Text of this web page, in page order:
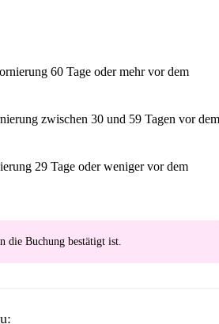
60 Tage oder mehr vor dem
zwischen 30 und 59 Tagen vor dem
29 Tage oder weniger vor dem
die Buchung bestätigt ist.